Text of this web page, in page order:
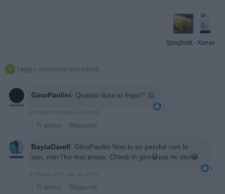
Spaghetti · Xanax
 Leggi i commenti precedenti...
GinoPaolini: Quanto dura in frigo!? 🤔
1
· Ti stimo · Rispondi
BaytaDarell: GinoPaolini Non lo so perché non lo
uso, non l'ho mai preso. Chiedi in giro😁poi mi dici😂
1
· Ti stimo · Rispondi